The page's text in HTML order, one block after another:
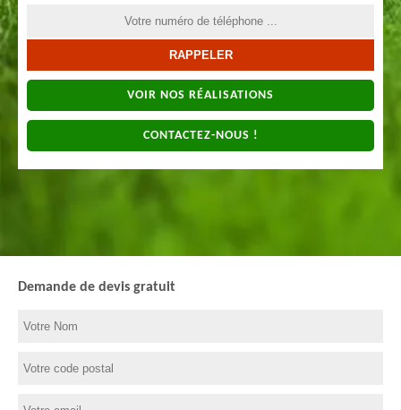
VOIR NOS RÉALISATIONS
CONTACTEZ-NOUS !
Demande de devis gratuit